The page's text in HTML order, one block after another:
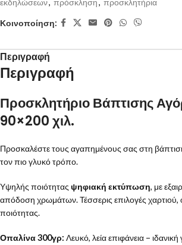
εκδηλώσεων, πρόσκληση, προσκλητήρια
Κοινοποίηση:
Περιγραφή
Περιγραφή
Προσκλητήριο Βάπτισης
90×200 χιλ.
Προσκαλέστε τους αγαπημένους σας στη
τον πιο γλυκό τρόπο.
Υψηλής ποιότητας ψηφιακή εκτύπωση, με
απόδοση χρωμάτων. Τέσσερις επιλογές χαρτιού,
ποιότητας.
Οπαλίνα 300γρ: Λευκό, λεία επιφάνεια –